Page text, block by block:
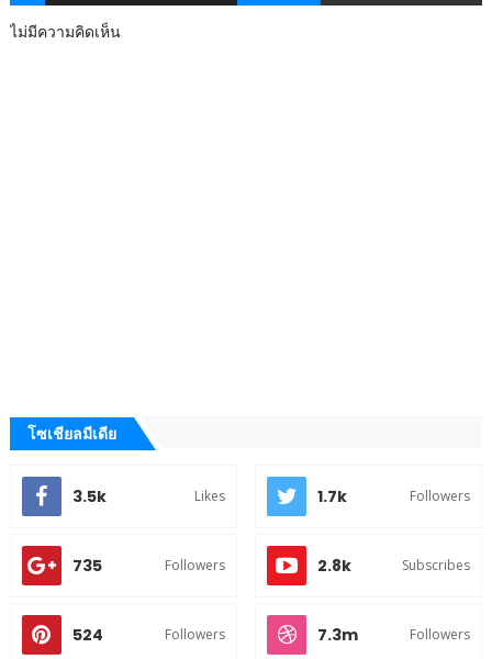
ไม่มีความคิดเห็น
โซเชียลมีเดีย
3.5k Likes 1.7k Followers
735 Followers 2.8k Subscribes
524 Followers 7.3m Followers